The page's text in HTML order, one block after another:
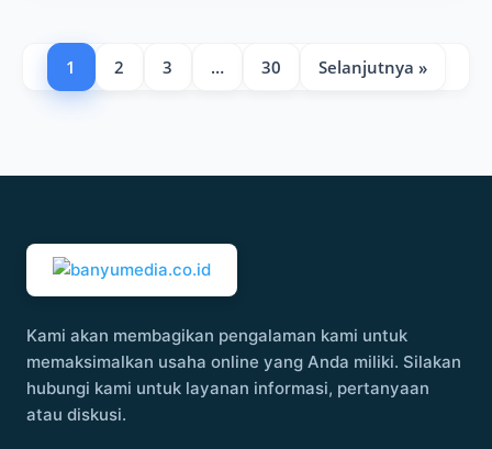
1 2 3 … 30 Selanjutnya »
Kami akan membagikan pengalaman kami untuk
memaksimalkan usaha online yang Anda miliki. Silakan
hubungi kami untuk layanan informasi, pertanyaan
atau diskusi.